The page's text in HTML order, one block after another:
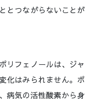
とつながらないことが
リフェノールは、ジャ
化はみられません。ポ
病気の活性酸素から身